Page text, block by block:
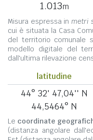
1.013m
Misura espressa in metri
cui è situata la Casa
del territorio comunale
modello digitale del
dall'ultima rilevazione
latitudine
44° 32' 47,04'' N
44,5464° N
Le coordinate
(distanza angolare